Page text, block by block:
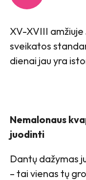
XV-XVIII
sveikatos
dienai jau yra
Nemalonaus
juodinti
Dantų dažymas
– tai vienas tų